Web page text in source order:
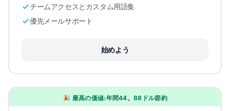
チームアクセスとカスタム用語集
優先メールサポート
始めよう
🎉 最高の価値:年間44。88ドル節約